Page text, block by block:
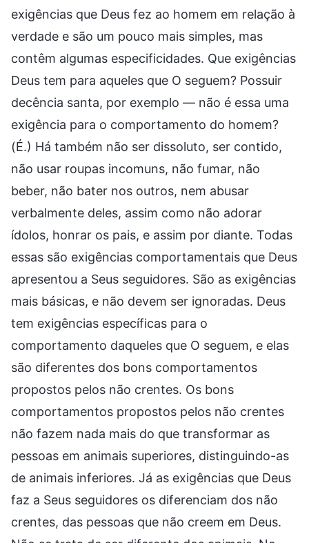
exigências que Deus fez ao homem em relação à
verdade e são um pouco mais simples, mas
contêm algumas especificidades. Que exigências
Deus tem para aqueles que O seguem? Possuir
decência santa, por exemplo — não é essa uma
exigência para o comportamento do homem?
(É.) Há também não ser dissoluto, ser contido,
não usar roupas incomuns, não fumar, não
beber, não bater nos outros, nem abusar
verbalmente deles, assim como não adorar
ídolos, honrar os pais, e assim por diante. Todas
essas são exigências comportamentais que Deus
apresentou a Seus seguidores. São as exigências
mais básicas, e não devem ser ignoradas. Deus
tem exigências específicas para o
comportamento daqueles que O seguem, e elas
são diferentes dos bons comportamentos
propostos pelos não crentes. Os bons
comportamentos propostos pelos não crentes
não fazem nada mais do que transformar as
pessoas em animais superiores, distinguindo-as
de animais inferiores. Já as exigências que Deus
faz a Seus seguidores os diferenciam dos não
crentes, das pessoas que não creem em Deus.